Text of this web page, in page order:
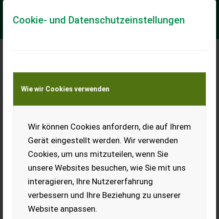
Cookie- und Datenschutzeinstellungen
Wie wir Cookies verwenden
Wir können Cookies anfordern, die auf Ihrem
Gerät eingestellt werden. Wir verwenden
Cookies, um uns mitzuteilen, wenn Sie
unsere Websites besuchen, wie Sie mit uns
interagieren, Ihre Nutzererfahrung
verbessern und Ihre Beziehung zu unserer
Website anpassen.
Meine Transportkostenanfrage
Transport von Land- und Baumaschinen –
KEINE Tiertransporte
CLAAS Lexion 660
Trommelstunden, Bereifung
vorne 800/65R32, hinten
500/85R24, Klima A/C Matic,
3-D, Strohhäcksler,
Rückfahrkamera,
Schneidwerk V750 mit Wagen. Technisch und optisch sehr